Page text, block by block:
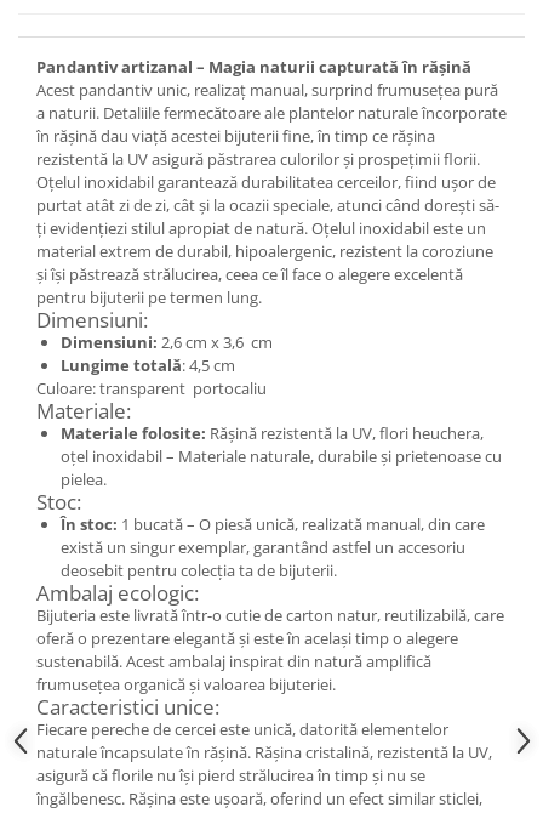
Colier / Pandantiv
Cercei
Suport bijuterii
Bijuterii cu cristale naturale
Colier / Pandantiv
Cercei
Brățară
Set bijuterii
Bijuterii din lemn
Colier / Pandantiv
Cercei
Set bijuterii
Brățară
Bijuterii fără metal
Brățară
Bijuterii - Alte
Suport bijuterii
Semn de carte
Accesorii
Produse personalizate (mărturii)
Produse zero waste
Săculeț de depozitare pentru pâine
Pandantiv artizanal – Magia naturii capturată în rășină
Acest pandantiv unic, realizaț manual, surprind frumusețea pură
a naturii. Detaliile fermecătoare ale plantelor naturale încorporate
în rășină dau viață acestei bijuterii fine, în timp ce rășina
rezistentă la UV asigură păstrarea culorilor și prospețimii florii.
Oțelul inoxidabil garantează durabilitatea cerceilor, fiind ușor de
purtat atât zi de zi, cât și la ocazii speciale, atunci când dorești să-
ți evidențiezi stilul apropiat de natură. Oțelul inoxidabil este un
material extrem de durabil, hipoalergenic, rezistent la coroziune
și își păstrează strălucirea, ceea ce îl face o alegere excelentă
pentru bijuterii pe termen lung.
Dimensiuni:
Dimensiuni: 2,6 cm x 3,6 cm
Lungime totală: 4,5 cm
Culoare: transparent portocaliu
Materiale:
Materiale folosite: Rășină rezistentă la UV, flori heuchera,
oțel inoxidabil – Materiale naturale, durabile și prietenoase cu
pielea.
Stoc:
În stoc: 1 bucată – O piesă unică, realizată manual, din care
există un singur exemplar, garantând astfel un accesoriu
deosebit pentru colecția ta de bijuterii.
Ambalaj ecologic:
Bijuteria este livrată într-o cutie de carton natur, reutilizabilă, care
oferă o prezentare elegantă și este în același timp o alegere
sustenabilă. Acest ambalaj inspirat din natură amplifică
frumusețea organică și valoarea bijuteriei.
Caracteristici unice:
Fiecare pereche de cercei este unică, datorită elementelor
naturale încapsulate în rășină. Rășina cristalină, rezistentă la UV,
asigură că florile nu își pierd strălucirea în timp și nu se
îngălbenesc. Rășina este ușoară, oferind un efect similar sticlei,